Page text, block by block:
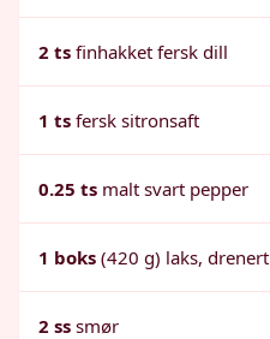
2 ts finhakket fersk dill
1 ts fersk sitronsaft
0.25 ts malt svart pepper
1 boks (420 g) laks, drenert
2 ss smør